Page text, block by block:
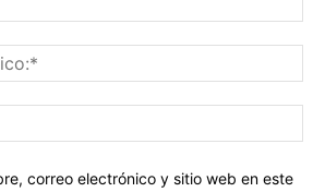
correo electrónico y sitio web en este